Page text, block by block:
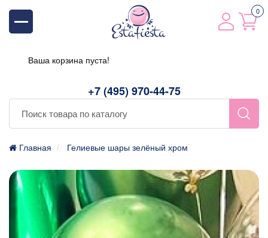
+7 (495) 970-44-75
0
Ваша корзина пуста!
Главная Гелиевые шары зелёный хром